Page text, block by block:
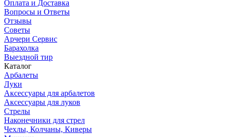
Оплата и Доставка
Вопросы и Ответы
Отзывы
Советы
Арчери Сервис
Барахолка
Выездной тир
Каталог
Арбалеты
Луки
Аксессуары для арбалетов
Аксессуары для луков
Стрелы
Наконечники для стрел
Чехлы, Колчаны, Киверы